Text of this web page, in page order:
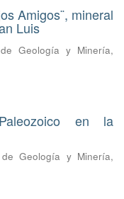
Amigos¨, mineral
Luis
Geología y Minería,
en la
de Geología y Minería,